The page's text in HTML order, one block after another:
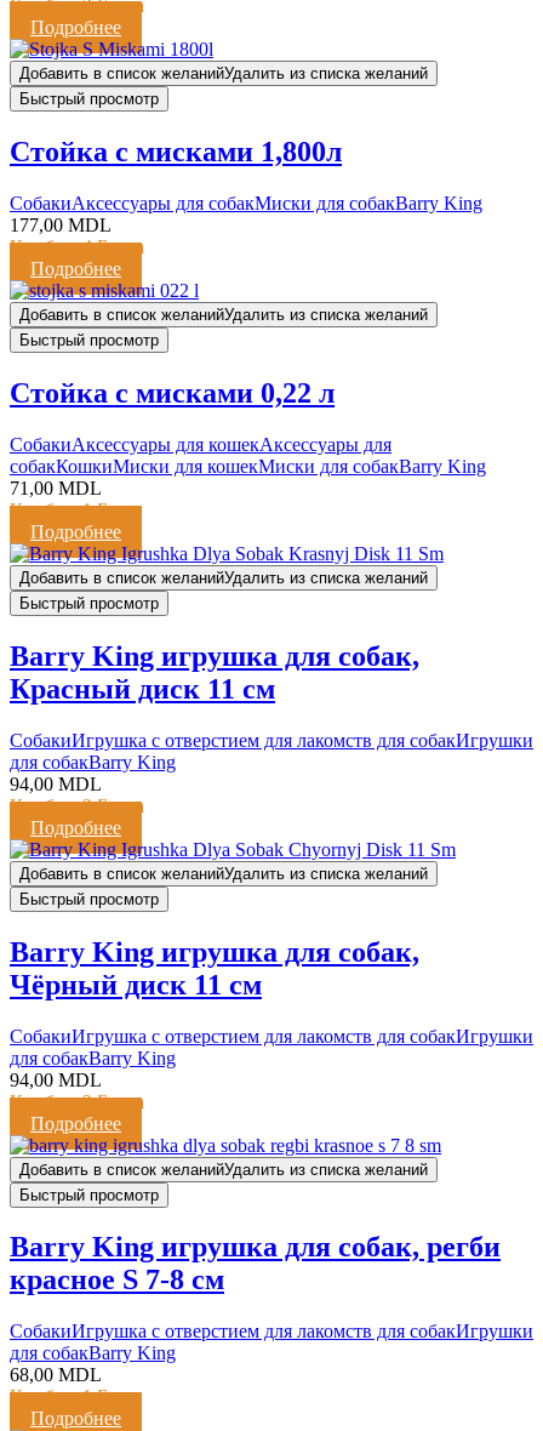
Кешбэк:2 Балла
Подробнее
Добавить в список желанийУдалить из списка желаний
Быстрый просмотр
Стойка с мисками 1,800л
CобакиАксессуары для собакМиски для собакBarry King
177,00 MDL
Кешбэк:4 Балла
Подробнее
Добавить в список желанийУдалить из списка желаний
Быстрый просмотр
Стойка с мисками 0,22 л
CобакиАксессуары для кошекАксессуары для
собакКошкиМиски для кошекМиски для собакBarry King
71,00 MDL
Кешбэк:1 Балл
Подробнее
Добавить в список желанийУдалить из списка желаний
Быстрый просмотр
Barry King игрушка для собак,
Красный диск 11 см
CобакиИгрушка с отверстием для лакомств для собакИгрушки
для собакBarry King
94,00 MDL
Кешбэк:2 Балла
Подробнее
Добавить в список желанийУдалить из списка желаний
Быстрый просмотр
Barry King игрушка для собак,
Чёрный диск 11 см
CобакиИгрушка с отверстием для лакомств для собакИгрушки
для собакBarry King
94,00 MDL
Кешбэк:2 Балла
Подробнее
Добавить в список желанийУдалить из списка желаний
Быстрый просмотр
Barry King игрушка для собак, регби
красное S 7-8 см
CобакиИгрушка с отверстием для лакомств для собакИгрушки
для собакBarry King
68,00 MDL
Кешбэк:1 Балл
Подробнее